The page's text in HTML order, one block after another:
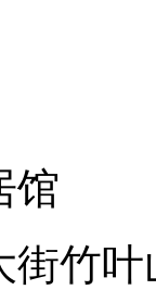
馆
街竹